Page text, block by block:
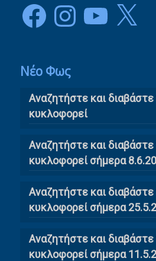
FacebookInstagramYouTube
X
Νέο Φως
Αναζητήστε και
κυκλοφορεί
Αναζητήστε και
κυκλοφορεί σήμερα
Αναζητήστε και
κυκλοφορεί σήμερα
Αναζητήστε και
κυκλοφορεί σήμερα